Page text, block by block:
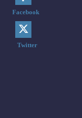
Facebook
Twitter